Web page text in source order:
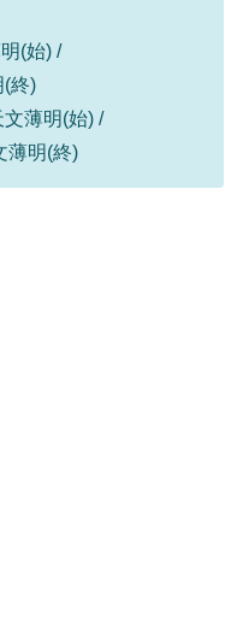
(始) /
(終)
薄明(始) /
薄明(終)